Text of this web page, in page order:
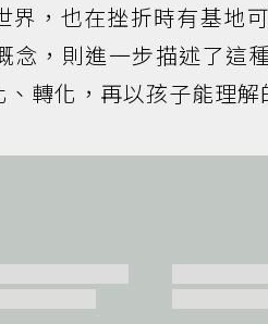
界，也在挫折時有基地
，則進一步描述了這
轉化，再以孩子能理解